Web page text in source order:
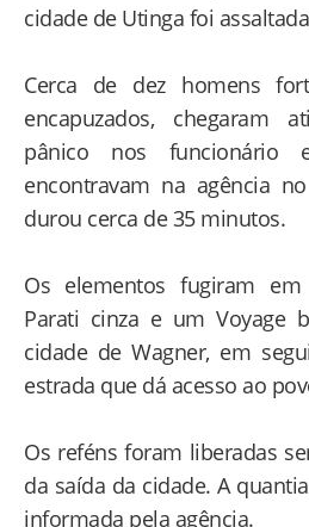
cidade de Utinga foi
Cerca de dez homens
encapuzados, chegaram
pânico nos funcionário
encontravam na agência
durou cerca de 35 minutos.
Os elementos fugiram
Parati cinza e um Voyage
cidade de Wagner, em
estrada que dá acesso ao
Os reféns foram liberadas
da saída da cidade. A
informada pela agência.